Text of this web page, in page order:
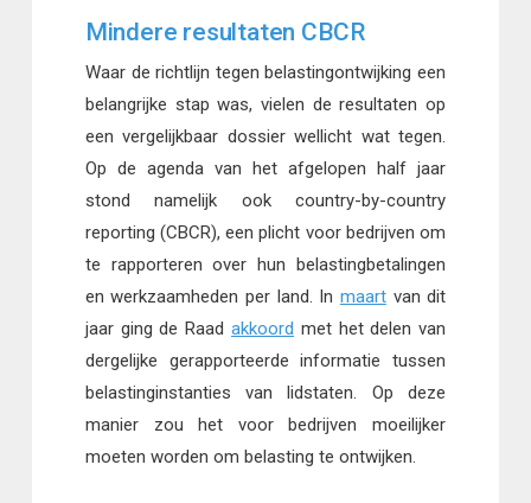
Mindere resultaten CBCR
Waar de richtlijn tegen belastingontwijking een
belangrijke stap was, vielen de resultaten op
een vergelijkbaar dossier wellicht wat tegen.
Op de agenda van het afgelopen half jaar
stond namelijk ook country-by-country
reporting (CBCR), een plicht voor bedrijven om
te rapporteren over hun belastingbetalingen
en werkzaamheden per land. In maartvan dit
jaar ging de Raad akkoord met het delen van
dergelijke gerapporteerde informatie tussen
belastinginstanties van lidstaten. Op deze
manier zou het voor bedrijven moeilijker
moeten worden om belasting te ontwijken.